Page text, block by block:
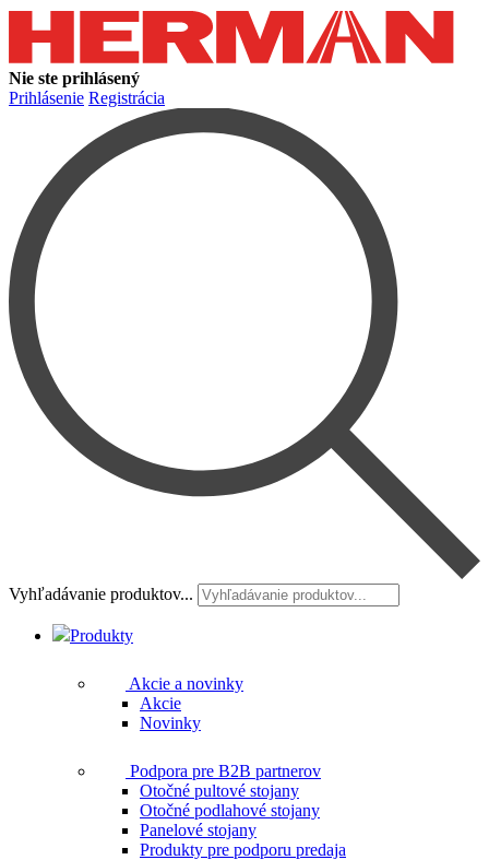
Nie ste prihlásený
Prihlásenie Registrácia
Vyhľadávanie produktov...
Produkty
Akcie a novinky
Akcie
Novinky
Podpora pre B2B partnerov
Otočné pultové stojany
Otočné podlahové stojany
Panelové stojany
Produkty pre podporu predaja